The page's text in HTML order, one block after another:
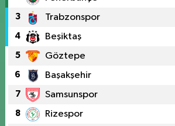
3 Trabzonspor
4 Beşiktaş
5 Göztepe
6 Başakşehir
7 Samsunspor
8 Rizespor